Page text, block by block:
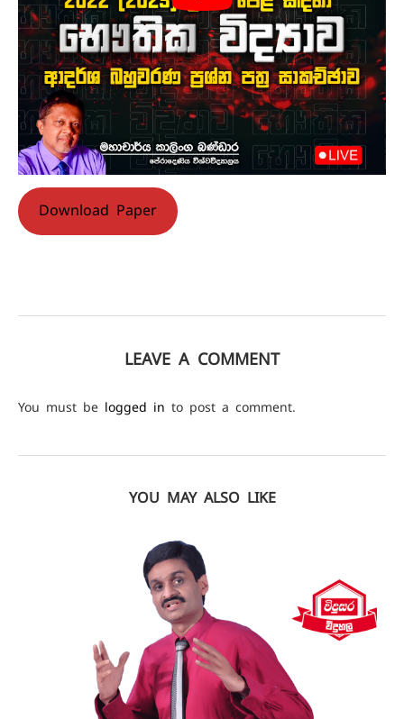
Download Paper
LEAVE A COMMENT
You must be logged in to post a comment.
YOU MAY ALSO LIKE